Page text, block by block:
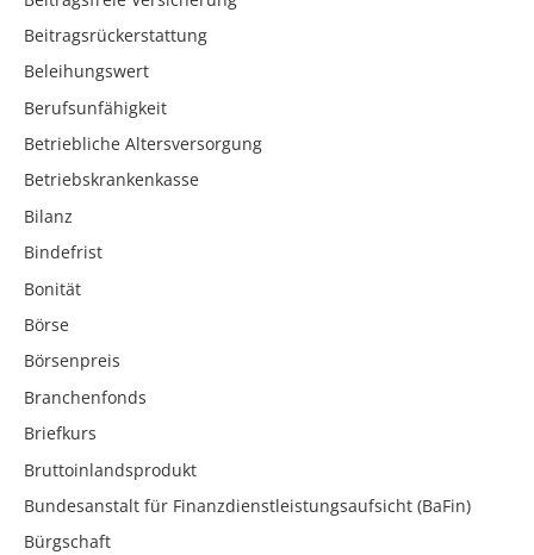
Beitragsrückerstattung
Beleihungswert
Berufsunfähigkeit
Betriebliche Altersversorgung
Betriebskrankenkasse
Bilanz
Bindefrist
Bonität
Börse
Börsenpreis
Branchenfonds
Briefkurs
Bruttoinlandsprodukt
Bundesanstalt für Finanzdienstleistungsaufsicht (BaFin)
Bürgschaft